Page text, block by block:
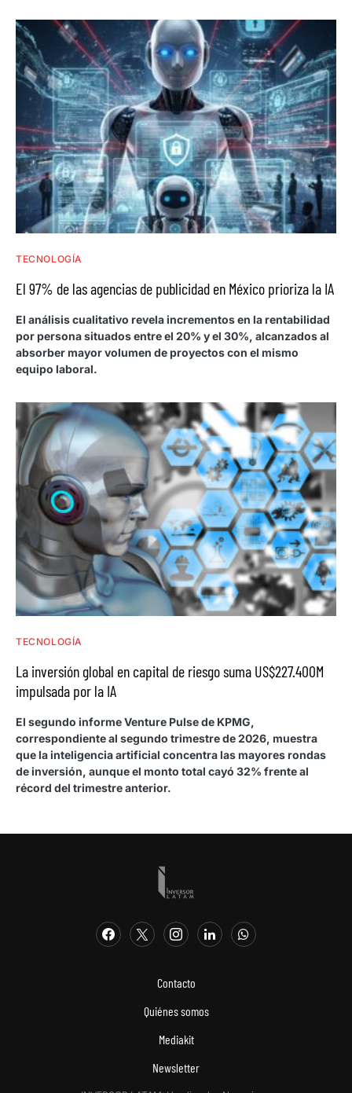
TECNOLOGÍA
El 97% de las agencias de publicidad en México prioriza la IA
El análisis cualitativo revela incrementos en la rentabilidad
por persona situados entre el 20% y el 30%, alcanzados al
absorber mayor volumen de proyectos con el mismo
equipo laboral.
TECNOLOGÍA
La inversión global en capital de riesgo suma US$227.400M
impulsada por la IA
El segundo informe Venture Pulse de KPMG,
correspondiente al segundo trimestre de 2026, muestra
que la inteligencia artificial concentra las mayores rondas
de inversión, aunque el monto total cayó 32% frente al
récord del trimestre anterior.
Contacto
Quiénes somos
Mediakit
Newsletter